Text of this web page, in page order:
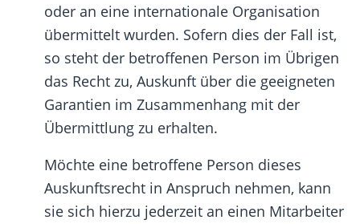
oder an eine internationale Organisation
übermittelt wurden. Sofern dies der Fall ist,
so steht der betroffenen Person im Übrigen
das Recht zu, Auskunft über die geeigneten
Garantien im Zusammenhang mit der
Übermittlung zu erhalten.
Möchte eine betroffene Person dieses
Auskunftsrecht in Anspruch nehmen, kann
sie sich hierzu jederzeit an einen Mitarbeiter